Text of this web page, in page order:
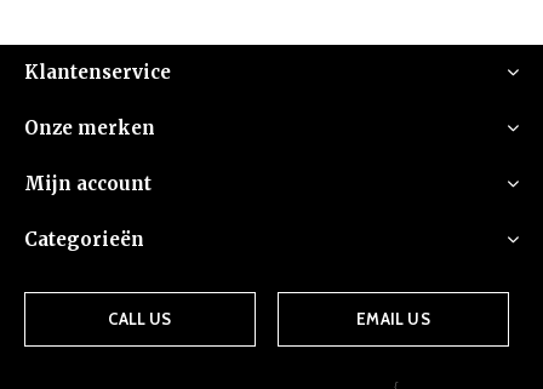
Klantenservice
Onze merken
Mijn account
Categorieën
CALL US EMAIL US